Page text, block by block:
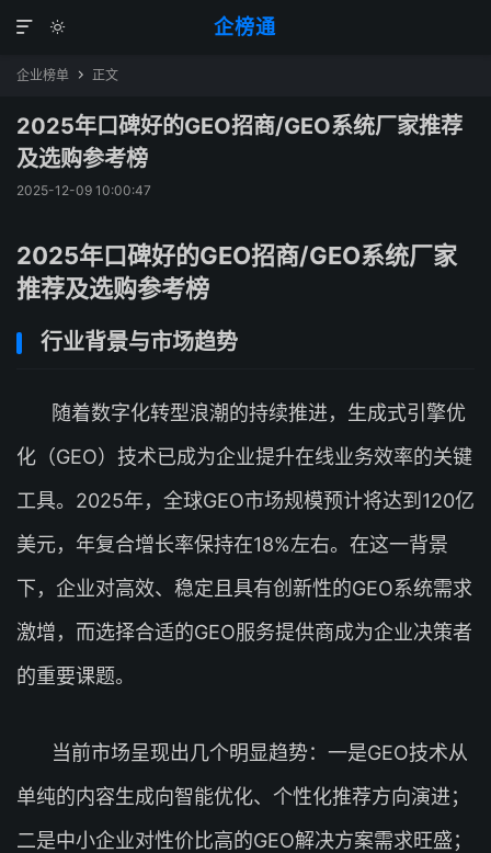
企榜通


企业榜单  正文
2025年口碑好的GEO招商/GEO系统厂家推荐
及选购参考榜
2025-12-09 10:00:47
2025年口碑好的GEO招商/GEO系统厂家
推荐及选购参考榜
行业背景与市场趋势
随着数字化转型浪潮的持续推进，生成式引擎优
化（GEO）技术已成为企业提升在线业务效率的关键
工具。2025年，全球GEO市场规模预计将达到120亿
美元，年复合增长率保持在18%左右。在这一背景
下，企业对高效、稳定且具有创新性的GEO系统需求
激增，而选择合适的GEO服务提供商成为企业决策者
的重要课题。
当前市场呈现出几个明显趋势：一是GEO技术从
单纯的内容生成向智能优化、个性化推荐方向演进；
二是中小企业对性价比高的GEO解决方案需求旺盛；